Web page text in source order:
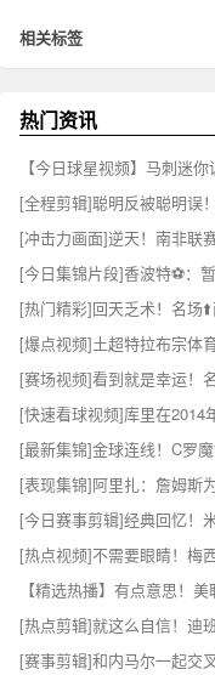
相关标签
热门资讯
[热门精彩]回天乏术！名场
[赛场视频]看到就是幸运！
[最新集锦]金球连线！C罗
[今日赛事剪辑]经典回忆！
【精选热播】有点意思！
[热点剪辑]就这么自信！迪
[赛事剪辑]和内马尔一起交